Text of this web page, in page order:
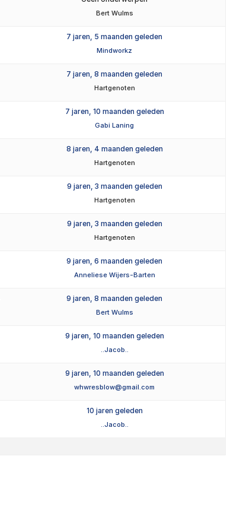
Bert Wulms
7 jaren, 5 maanden geleden
Mindworkz
7 jaren, 8 maanden geleden
Hartgenoten
7 jaren, 10 maanden geleden
Gabi Laning
8 jaren, 4 maanden geleden
Hartgenoten
9 jaren, 3 maanden geleden
Hartgenoten
9 jaren, 3 maanden geleden
Hartgenoten
9 jaren, 6 maanden geleden
Anneliese Wijers-Barten
9 jaren, 8 maanden geleden
Bert Wulms
9 jaren, 10 maanden geleden
..Jacob..
9 jaren, 10 maanden geleden
whwresblow@gmail.com
10 jaren geleden
..Jacob..